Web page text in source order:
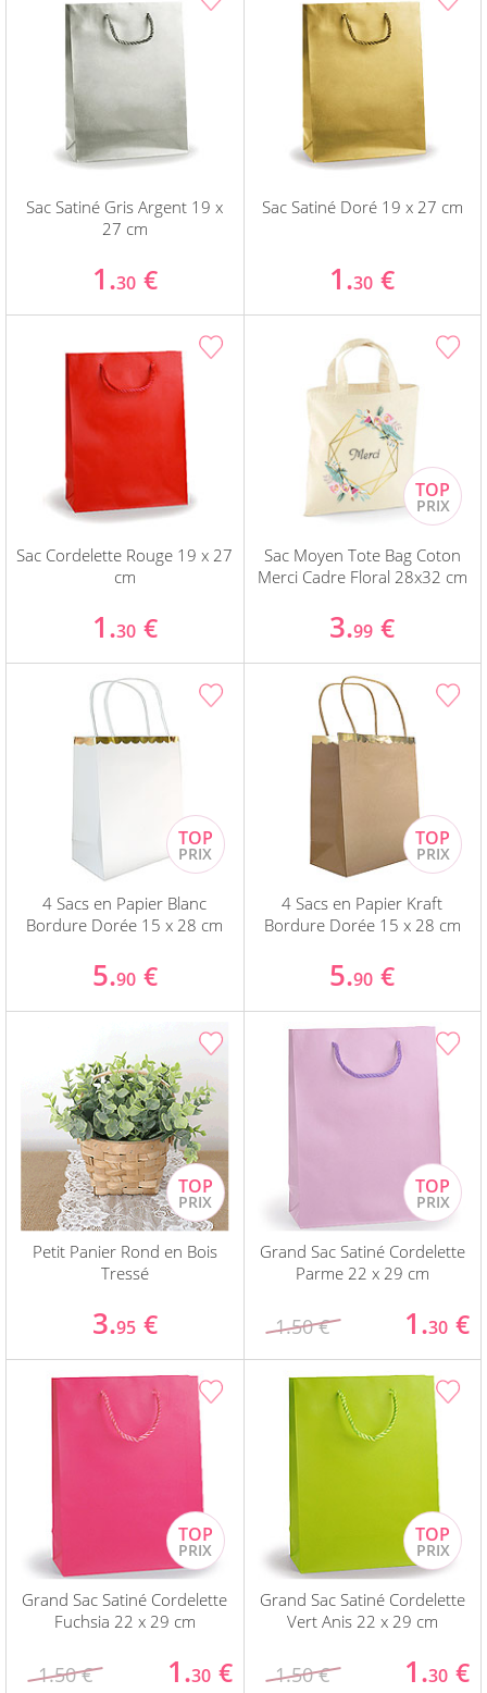
Sac Satiné Gris Argent 19 x
27 cm
1.30 €
Sac Satiné Doré 19 x 27 cm
1.30 €
Sac Cordelette Rouge 19 x 27
cm
1.30 €
Sac Moyen Tote Bag Coton
Merci Cadre Floral 28x32 cm
3.99 €
4 Sacs en Papier Blanc
Bordure Dorée 15 x 28 cm
5.90 €
4 Sacs en Papier Kraft
Bordure Dorée 15 x 28 cm
5.90 €
Petit Panier Rond en Bois
Tressé
3.95 €
Grand Sac Satiné Cordelette
Parme 22 x 29 cm
1.50 € 1.30 €
Grand Sac Satiné Cordelette
Fuchsia 22 x 29 cm
1.50 € 1.30 €
Grand Sac Satiné Cordelette
Vert Anis 22 x 29 cm
1.50 € 1.30 €